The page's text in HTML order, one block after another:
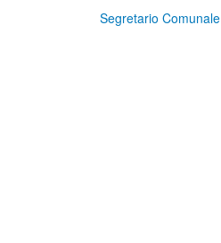
Segretario Comunale